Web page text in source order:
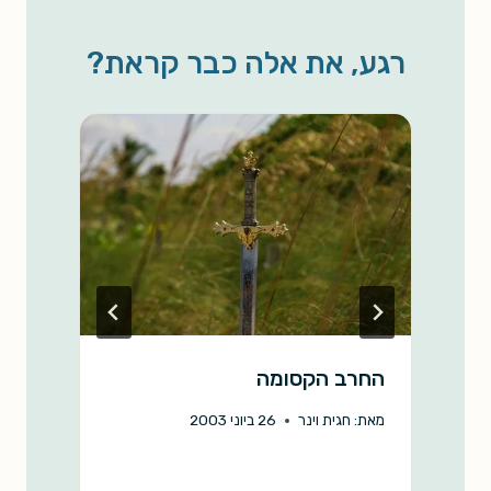
k
A
p
i
k
רגע, את אלה כבר קראת?
החרב הקסומה
מאת: חגית וינר 26 ביוני 2003